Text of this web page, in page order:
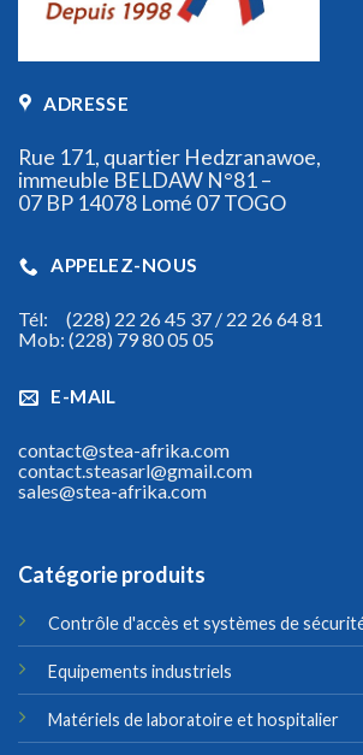
ADRESSE
Rue 171, quartier Hedzranawoe,
immeuble BELDAW N°81 –
07 BP 14078 Lomé 07 TOGO
APPELEZ-NOUS
Tél: (228) 22 26 45 37 / 22 26 64 81
Mob: (228) 79 80 05 05
E-MAIL
contact@stea-afrika.com
contact.steasarl@gmail.com
sales@stea-afrika.com
Catégorie produits
Contrôle d'accès et systèmes de
Equipements industriels
Matériels de laboratoire et hospitalier